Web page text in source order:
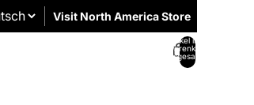
Visit North America Store
Artikel im
Warenkorb
insgesamt: